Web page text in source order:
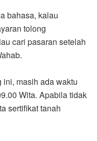
bahasa, kalau
tolong
cari pasaran setelah
ini, masih ada waktu
Wita. Apabila tidak
sertifikat tanah